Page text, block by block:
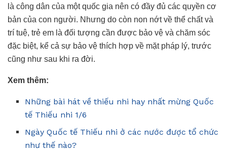
là công dân của một quốc gia nên có đầy đủ các quyền cơ
bản của con người. Nhưng do còn non nớt về thể chất và
trí tuệ, trẻ em là đối tượng cần được bảo vệ và chăm sóc
đặc biệt, kể cả sự bảo vệ thích hợp về mặt pháp lý, trước
cũng như sau khi ra đời.
Xem thêm:
Những bài hát về thiếu nhi hay nhất mừng Quốc
tế Thiếu nhi 1/6
Ngày Quốc tế Thiếu nhi ở các nước được tổ chức
như thế nào?